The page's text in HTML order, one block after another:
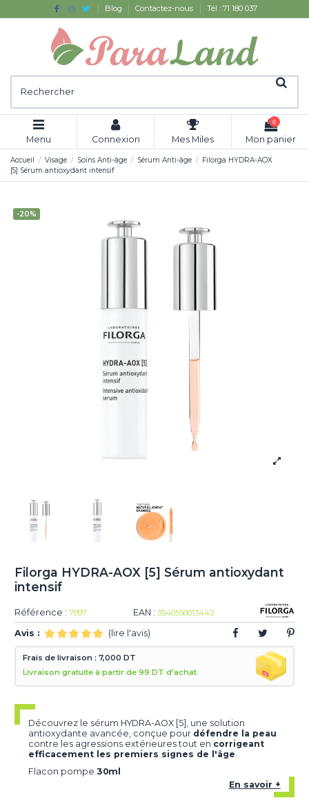
Blog Contactez-nous Tél : 71 180 037
Menu Connexion Mes Miles
0
Mon panier
Accueil Visage Soins Anti-âge Sérum Anti-âge
Filorga HYDRA-AOX
[5] Sérum antioxydant intensif
-20%
Filorga HYDRA-AOX [5] Sérum antioxydant
intensif
Référence : 7097 EAN : 3540550013442
Avis : (lire l'avis)
Frais de livraison : 7,000 DT
Livraison gratuite à partir de 99 DT d'achat
Découvrez le sérum HYDRA-AOX [5], une solution
antioxydante avancée, conçue pour défendre la peau
contre les agressions extérieures tout en corrigeant
efficacement les premiers signes de l'âge
Flacon pompe30ml
En savoir +